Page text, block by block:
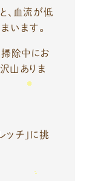
、血流が低
います。
除中にお
山ありま
ッチ」に挑